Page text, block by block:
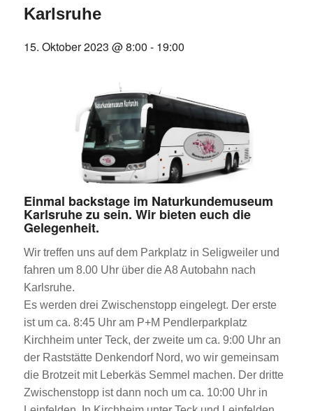
Karlsruhe
15. Oktober 2023 @ 8:00 - 19:00
Einmal backstage im Naturkundemuseum
Karlsruhe zu sein. Wir bieten euch die
Gelegenheit.
Wir treffen uns auf dem Parkplatz in Seligweiler und
fahren um 8.00 Uhr über die A8 Autobahn nach
Karlsruhe.
Es werden drei Zwischenstopp eingelegt. Der erste
ist um ca. 8:45 Uhr am P+M Pendlerparkplatz
Kirchheim unter Teck, der zweite um ca. 9:00 Uhr an
der Raststätte Denkendorf Nord, wo wir gemeinsam
die Brotzeit mit Leberkäs Semmel machen. Der dritte
Zwischenstopp ist dann noch um ca. 10:00 Uhr in